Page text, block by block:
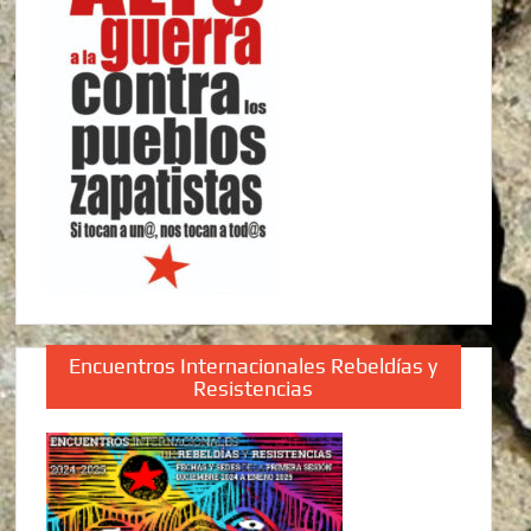
Encuentros Internacionales Rebeldías y
Resistencias